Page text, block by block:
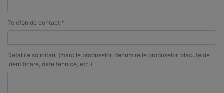
Telefon de contact *
Detaliile solicitarii (marcile produselor, denumireile produselor, placute de
identificare, date tehnice, etc.)